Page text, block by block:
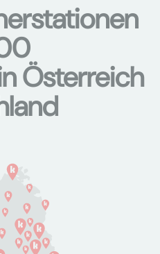
Österreich